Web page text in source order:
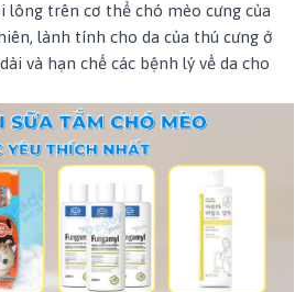
lông trên cơ thể chó mèo cưng của
lành tính cho da của thú cưng ở
và hạn chế các bệnh lý về da cho